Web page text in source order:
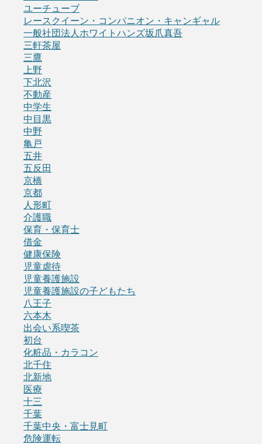
ユーチューブ
レースクイーン・コンパニオン・キャンギャル
一般社団法人ホワイトハンズ坂爪真吾
三軒茶屋
三鷹
上野
下北沢
不動産
中学生
中目黒
中野
亀戸
五井
五反田
京橋
京都
人形町
介護職
保育・保育士
借金
健康保険
児童虐待
児童養護施設
児童養護施設の子どもたち
八王子
六本木
出会い系喫茶
初台
化粧品・カラコン
北千住
北新地
医療
十三
千葉
千葉中央・富士見町
危険運転